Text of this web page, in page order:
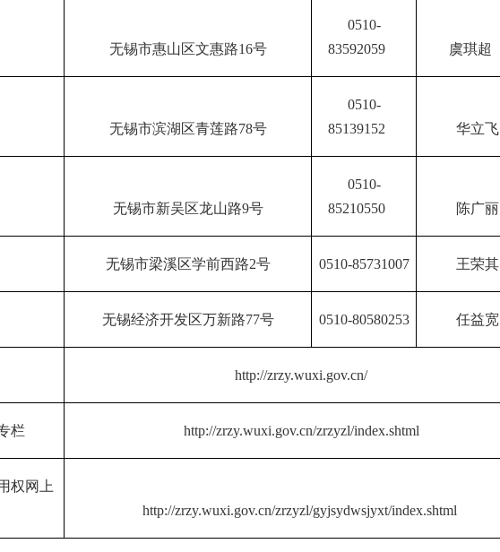
无锡市惠山区文惠路16号
0510-
83592059
虞琪超
无锡市滨湖区青莲路78号
0510-
85139152
华立飞
无锡市新吴区龙山路9号
0510-
85210550
陈广丽
无锡市梁溪区学前西路2号 0510-85731007 王荣其
无锡经济开发区万新路77号 0510-80580253 任益宽
http://zrzy.wuxi.gov.cn/
栏 http://zrzy.wuxi.gov.cn/zrzyzl/index.shtml
权网上
http://zrzy.wuxi.gov.cn/zrzyzl/gyjsydwsjyxt/index.shtml